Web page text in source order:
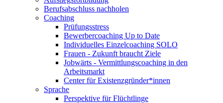
Berufsabschluss nachholen
Coaching
Prüfungsstress
Bewerbercoaching Up to Date
Individuelles Einzelcoaching SOLO
Frauen - Zukunft braucht Ziele
Jobwärts - Vermittlungscoaching in den
Arbeitsmarkt
Center für Existenzgründer*innen
Sprache
Perspektive für Flüchtlinge